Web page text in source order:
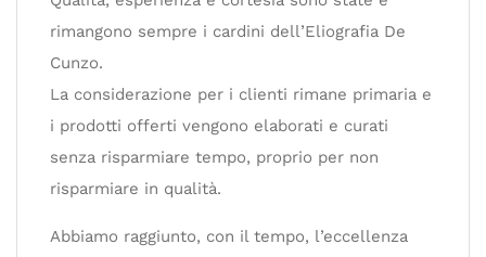
rimangono sempre i cardini dell’Eliografia De
Cunzo.
La considerazione per i clienti rimane primaria e
i prodotti offerti vengono elaborati e curati
senza risparmiare tempo, proprio per non
risparmiare in qualità.
Abbiamo raggiunto, con il tempo, l’eccellenza